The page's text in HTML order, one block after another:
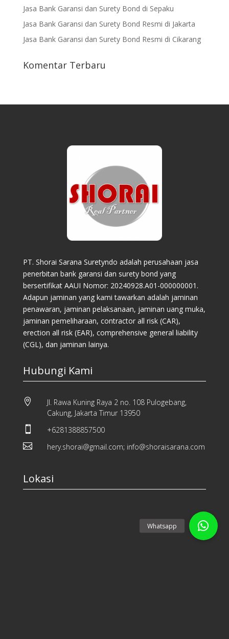
Jasa Bank Garansi dan Surety Bond di Sepaku
Jasa Bank Garansi dan Surety Bond Resmi di Jakarta
Jasa Bank Garansi dan Surety Bond Resmi di Cikarang
Komentar Terbaru
PT. Shorai Sarana Suretyndo adalah perusahaan jasa
penerbitan bank garansi dan surety bond yang
bersertifikat AAUI Nomor: 20240928.A01-000000001.
Adapun jaminan yang kami tawarkan adalah jaminan
penawaran, jaminan pelaksanaan, jaminan uang muka,
jaminan pemeliharaan, contractor all risk (CAR),
erection all risk (EAR), comprehensive general liability
(CGL), dan jaminan lainya.
Hubungi Kami

Jl. Rawa Kuning Raya 2 no. 108 Pulogebang,
Cakung, Jakarta Timur 13950
 +6281388857500
 hery.shorai@gmail.com; info@shoraisarana.com
Lokasi